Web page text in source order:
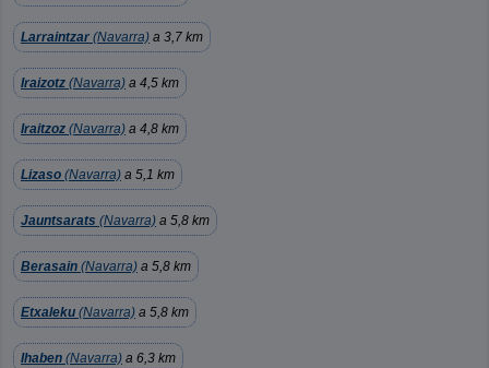
Larraintzar (Navarra) a 3,7 km
Iraizotz (Navarra) a 4,5 km
Iraitzoz (Navarra) a 4,8 km
Lizaso (Navarra) a 5,1 km
Jauntsarats (Navarra) a 5,8 km
Berasain (Navarra) a 5,8 km
Etxaleku (Navarra) a 5,8 km
Ihaben (Navarra) a 6,3 km